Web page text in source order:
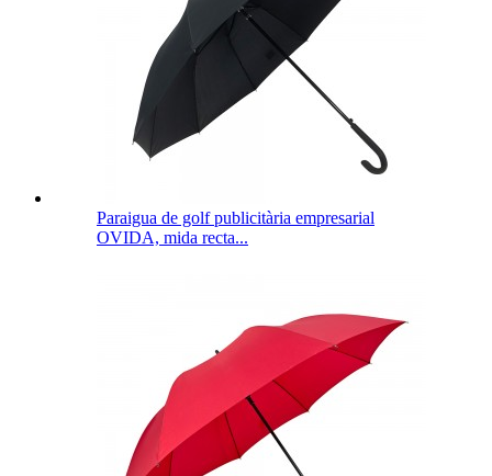
Paraigua de golf publicitària empresarial
OVIDA, mida recta...